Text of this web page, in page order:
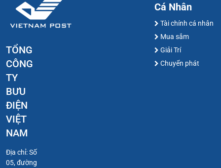
TỔNG
CÔNG
TY
BƯU
ĐIỆN
VIỆT
NAM
Địa chỉ: Số
05, đường
Cá Nhân
Tài chính cá nhân
Mua sắm
Giải Trí
Chuyển phát